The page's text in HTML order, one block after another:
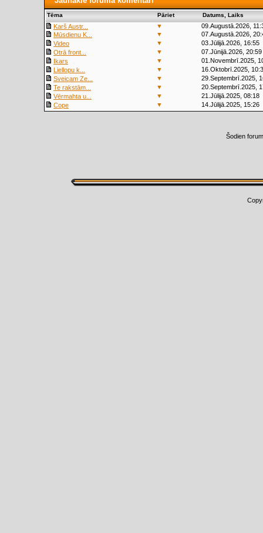
Tēma Pāriet Datums, Laiks
Karš Austr... ▼
09.Augustā.2026,
Mūsdienu K...
▼
07.Augustā.2026,
Video
▼
03.Jūlijā.2026, 16:55
Otrā front...
▼
07.Jūnijā.2026, 20:59
Ikars
▼
01.Novembrī.2025,
Liellopu k...
▼
16.Oktobrī.2025,
Sveicam Ze...
▼
29.Septembrī.2025,
Te rakstām...
▼
20.Septembrī.2025,
Vērmahta u...
▼
21.Jūlijā.2025, 08:18
Cope
▼ 14.Jūlijā.2025, 15:26
Šodien